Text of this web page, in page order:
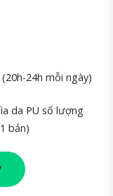
24h mỗi ngày)
da PU số lượng
bản)